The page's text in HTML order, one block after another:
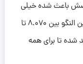
باعث شده خیلی
راحت با هر نوع استایلی ست بشه. وزن این النگو بین 8.070 تا
و در دو سایز 1 و 3 تولید شده تا برای همه